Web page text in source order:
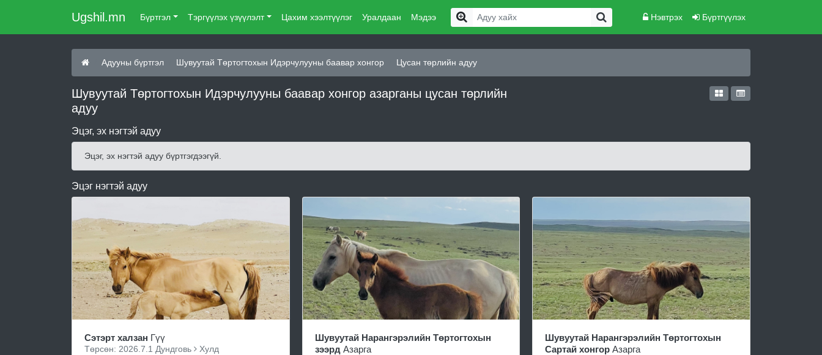
Ugshil.mn Бүртгэл Тэргүүлэх үзүүлэлт Цахим хээлтүүлэг Уралдаан Мэдээ Нэвтрэх Бүртгүүлэх
Адууны бүртгэл Шувуутай Төртогтохын Идэрчулууны баавар хонгор Цусан төрлийн адуу
Шувуутай Төртогтохын Идэрчулууны баавар хонгор азарганы цусан төрлийн
адуу
Эцэг, эх нэгтэй адуу
Эцэг, эх нэгтэй адуу бүртгэгдээгүй.
Эцэг нэгтэй адуу
Сэтэрт халзан Гүү
Төрсөн: 2026.7.1 Дундговь
Хулд
Шувуутай Нарангэрэлийн Төртогтохын
зээрд Азарга
Шувуутай Нарангэрэлийн Төртогтохын
Сартай хонгор Азарга